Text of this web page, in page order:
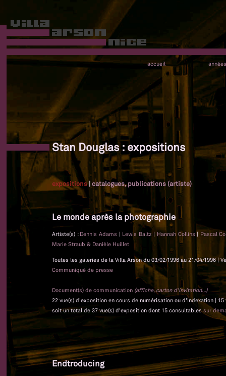
accueil années
Stan Douglas : expositions
expositions|catalogues, publications (artiste)
Le monde après la photographie
Artiste(s) : Dennis Adams | Lewis Baltz | Hannah Collins | Pascal
Marie Straub & Danièle Huillet
Toutes les galeries de la Villa Arson du 03/02/1996 au 21/04/1996 |
Communiqué de presse
Document(s) de communication (affiche, carton d'invitation...)
22 vue(s) d'exposition en cours de numérisation ou d'indexation |
soit un total de 37 vue(s) d'exposition dont 15 consultablessur
Endtroducing